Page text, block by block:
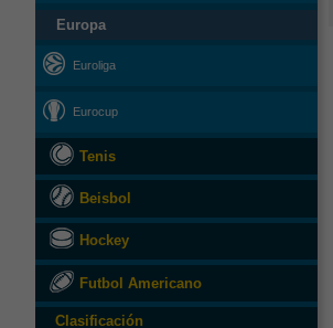
Europa
Euroliga
Eurocup
Tenis
Beisbol
Hockey
Futbol Americano
Clasificación